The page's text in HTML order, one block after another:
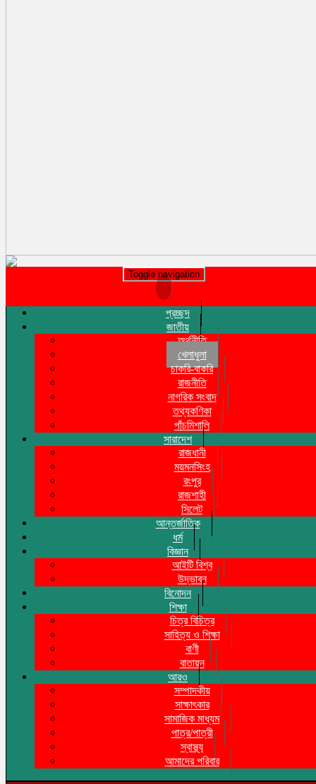
Toggle navigation
প্রচ্ছদ
জাতীয়
অর্থনীতি
খেলাধুলা
চাকরি-বাকরি
রাজনীতি
নাগরিক সংবাদ
তথ্যকণিকা
পাঁচমিশালি
সারাদেশ
রাজধানী
ময়মনসিংহ
রংপুর
রাজশাহী
সিলেট
আন্তর্জাতিক
ধর্ম
বিজ্ঞান
আইটি বিশ্ব
উদ্ভাবন
বিনোদন
শিক্ষা
চিত্র বিচিত্র
সাহিত্য ও শিক্ষা
বাণী
বাতায়ন
আরও
সম্পাদকীয়
সাক্ষাৎকার
সামাজিক মাধ্যম
পাত্র/পাত্রী
স্বাস্থ্য
আমাদের পরিবার